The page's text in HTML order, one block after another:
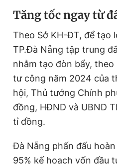
Tăng tốc ngay từ
Theo Sở KH-ĐT, để tạo
TP.Đà Nẵng tập trung
nhằm tạo đòn bẩy,
tư công năm 2024 của
hội, Thủ tướng Chính
đồng, HĐND và UBND
tỉ đồng.
Đà Nẵng phấn đấu
95% kế hoạch vốn đầu